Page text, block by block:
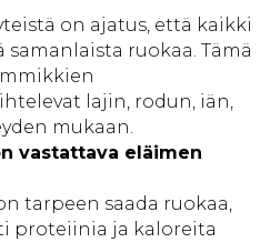
on ajatus, että kaikki
samanlaista ruokaa. Tämä
lajin, rodun, iän,
mukaan.
vastattava eläimen
tarpeen saada ruokaa,
proteiinia ja kaloreita